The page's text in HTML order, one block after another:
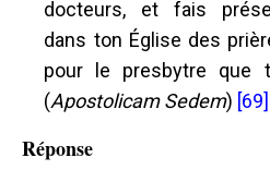
docteurs, et fais
dans ton Église des
pour le presbytre que
(Apostolicam Sedem) [69]
Réponse